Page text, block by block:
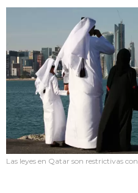
Las leyes en Qatar son restrictivas